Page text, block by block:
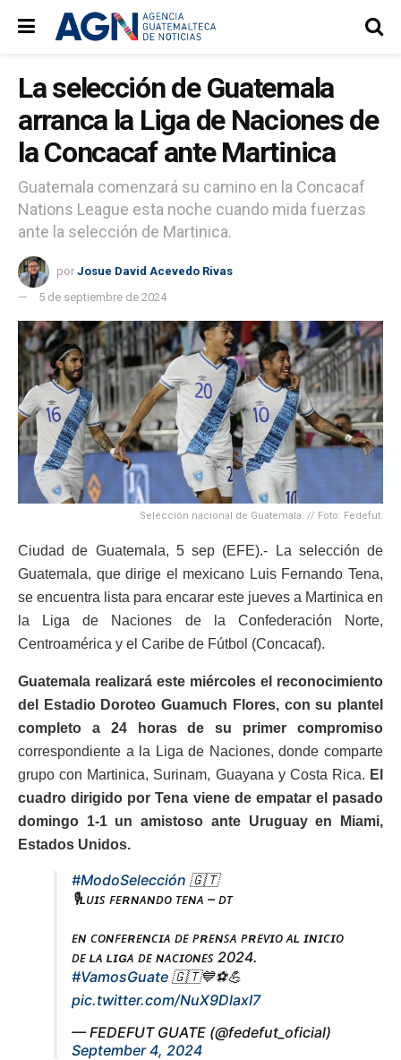
La selección de Guatemala
arranca la Liga de Naciones de
la Concacaf ante Martinica
Guatemala comenzará su camino en la Concacaf
Nations League esta noche cuando mida fuerzas
ante la selección de Martinica.
por Josue David Acevedo Rivas
5 de septiembre de 2024
Selección nacional de Guatemala. // Foto: Fedefut.
Ciudad de Guatemala, 5 sep (EFE).- La selección de
Guatemala, que dirige el mexicano Luis Fernando Tena,
se encuentra lista para encarar este jueves a Martinica en
la Liga de Naciones de la Confederación Norte,
Centroamérica y el Caribe de Fútbol (Concacaf).
Guatemala realizará este miércoles el reconocimiento
del Estadio Doroteo Guamuch Flores, con su plantel
completo a 24 horas de su primer compromiso
correspondiente a la Liga de Naciones, donde comparte
grupo con Martinica, Surinam, Guayana y Costa Rica. El
cuadro dirigido por Tena viene de empatar el pasado
domingo 1-1 un amistoso ante Uruguay en Miami,
Estados Unidos.
#ModoSelección 🇬🇹
🎙️ʟᴜɪꜱ ꜰᴇʀɴᴀɴᴅᴏ ᴛᴇɴᴀ – ᴅᴛ
ᴇɴ ᴄᴏɴꜰᴇʀᴇɴᴄɪᴀ ᴅᴇ ᴘʀᴇɴꜱᴀ ᴘʀᴇᴠɪᴏ ᴀʟ ɪɴɪᴄɪᴏ
ᴅᴇ ʟᴀ ʟɪɢᴀ ᴅᴇ ɴᴀᴄɪᴏɴᴇꜱ 2024.
#VamosGuate 🇬🇹💙⚽️💪
pic.twitter.com/NuX9DlaxI7
— FEDEFUT GUATE (@fedefut_oficial)
September 4, 2024